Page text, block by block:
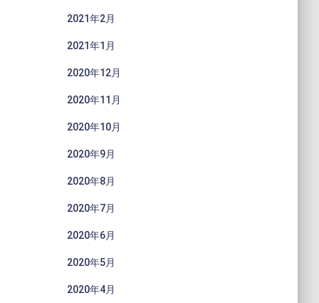
2021年2月
2021年1月
2020年12月
2020年11月
2020年10月
2020年9月
2020年8月
2020年7月
2020年6月
2020年5月
2020年4月